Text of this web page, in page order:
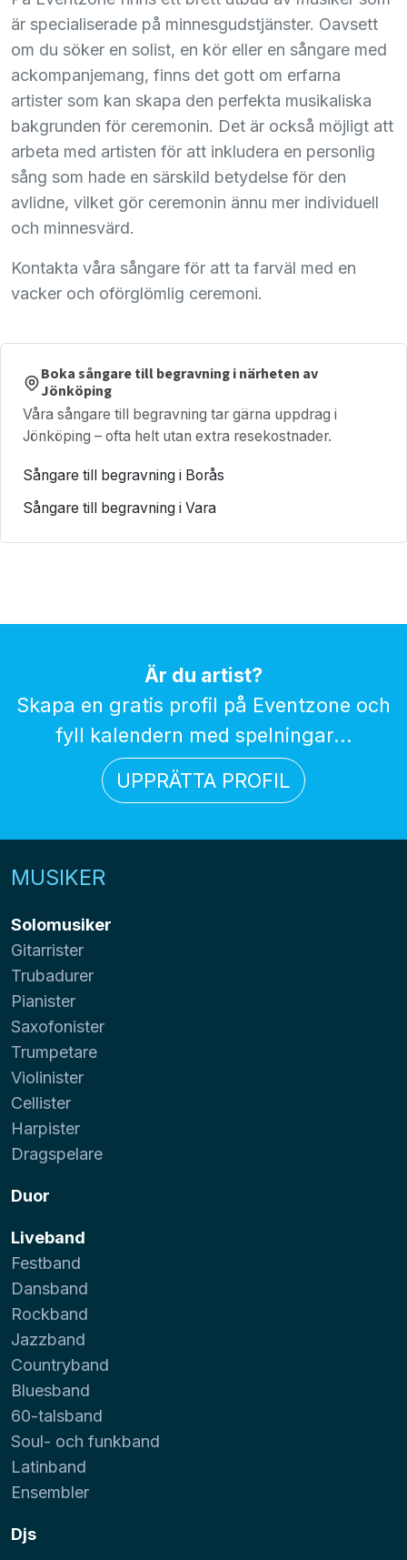
är specialiserade på minnesgudstjänster. Oavsett
om du söker en solist, en kör eller en sångare med
ackompanjemang, finns det gott om erfarna
artister som kan skapa den perfekta musikaliska
bakgrunden för ceremonin. Det är också möjligt att
arbeta med artisten för att inkludera en personlig
sång som hade en särskild betydelse för den
avlidne, vilket gör ceremonin ännu mer individuell
och minnesvärd.
Kontakta våra sångare för att ta farväl med en
vacker och oförglömlig ceremoni.
Boka sångare till begravning i närheten av
Jönköping
Våra sångare till begravning tar gärna uppdrag i
Jönköping – ofta helt utan extra resekostnader.
Sångare till begravning i Borås
Sångare till begravning i Vara
Är du artist?
Skapa en gratis profil på Eventzone och
fyll kalendern med spelningar...
UPPRÄTTA PROFIL
MUSIKER
Solomusiker
Gitarrister
Trubadurer
Pianister
Saxofonister
Trumpetare
Violinister
Cellister
Harpister
Dragspelare
Duor
Liveband
Festband
Dansband
Rockband
Jazzband
Countryband
Bluesband
60-talsband
Soul- och funkband
Latinband
Ensembler
Djs